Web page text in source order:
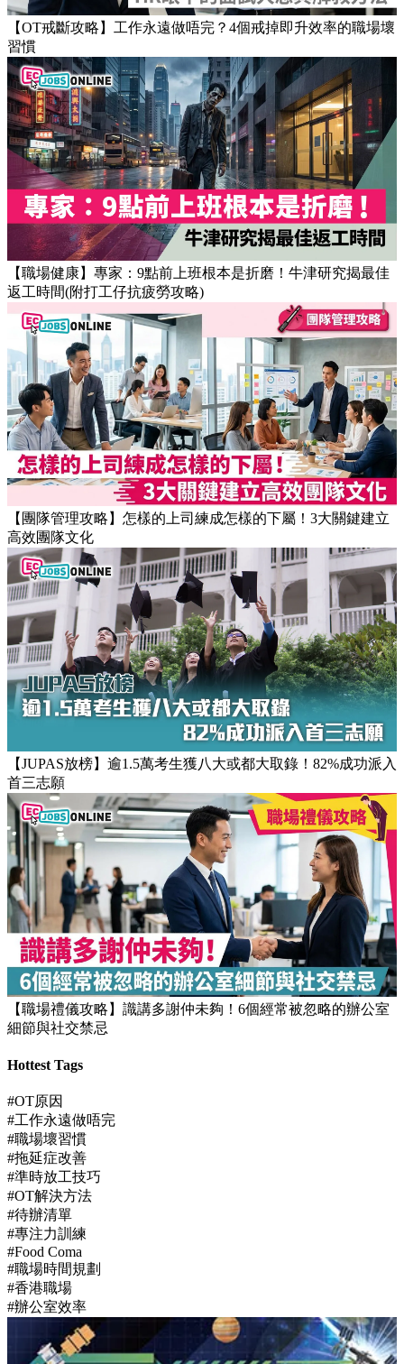
【OT戒斷攻略】工作永遠做唔完？4個戒掉即升效率的職場壞
習慣
【職場健康】專家：9點前上班根本是折磨！牛津研究揭最佳
返工時間(附打工仔抗疲勞攻略)
【團隊管理攻略】怎樣的上司練成怎樣的下屬！3大關鍵建立
高效團隊文化
【JUPAS放榜】逾1.5萬考生獲八大或都大取錄！82%成功派入
首三志願
【職場禮儀攻略】識講多謝仲未夠！6個經常被忽略的辦公室
細節與社交禁忌
Hottest Tags
#OT原因
#工作永遠做唔完
#職場壞習慣
#拖延症改善
#準時放工技巧
#OT解決方法
#待辦清單
#專注力訓練
#Food Coma
#職場時間規劃
#香港職場
#辦公室效率